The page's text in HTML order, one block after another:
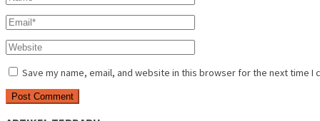
Save my name, email, and website in this browser for the next time I